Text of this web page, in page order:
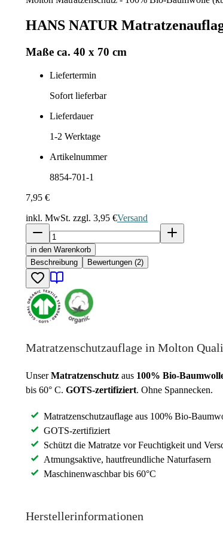
HANS NATUR
Maße ca. 40 x 70 cm
Liefertermin
Sofort lieferbar
Lieferdauer
1-2 Werktage
Artikelnummer
8854-701-1
7,95 €
inkl. MwSt. zzgl. 3,95 €Versand
in den Warenkorb
Beschreibung
Bewertungen (2)
Matratzenschutzauflage in Molton
UnserMatratzenschutz aus 100% Bio-
bis 60° C. GOTS-zertifiziert. Ohne Spannecken.
Matratzenschutzauflage aus 100% Bio-
GOTS-zertifiziert
Schützt die Matratze vor Feuchtigkeit und
Atmungsaktive, hautfreundliche Naturfasern
Maschinenwaschbar bis 60°C
Herstellerinformationen